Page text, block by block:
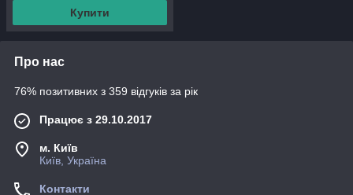
Купити
Про нас
76% позитивних з 359 відгуків за рік
Працює з 29.10.2017
м. Київ
Київ, Україна
Контакти